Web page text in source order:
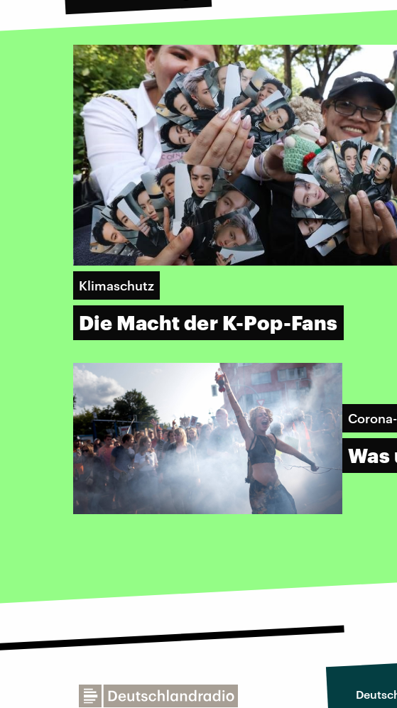
Klimaschutz
Die Macht der K-Pop-Fans
Was